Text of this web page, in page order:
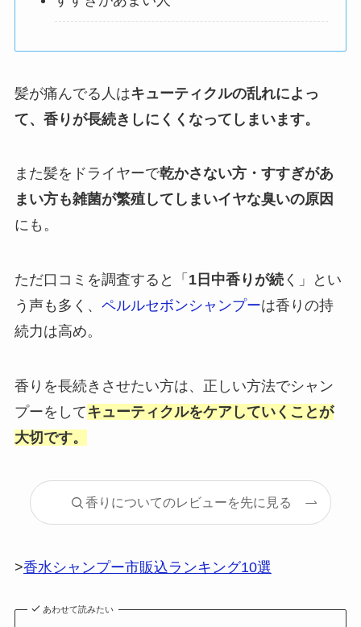
髪が痛んでる人はキューティクルの乱れによっ
て、香りが長続きしにくくなってしまいます。
また髪をドライヤーで乾かさない方・すすぎがあ
まい方も雑菌が繁殖してしまいイヤな臭いの原因
にも。
ただ口コミを調査すると「 1日中香りが続く」とい
う声も多く、 ペルルセボンシャンプーは香りの持
続力は高め。
香りを長続きさせたい方は、正しい方法でシャン
プーをしてキューティクルをケアしていくことが
大切です。
香りについてのレビューを先に見る
>香水シャンプー市販込ランキング10選
あわせて読みたい